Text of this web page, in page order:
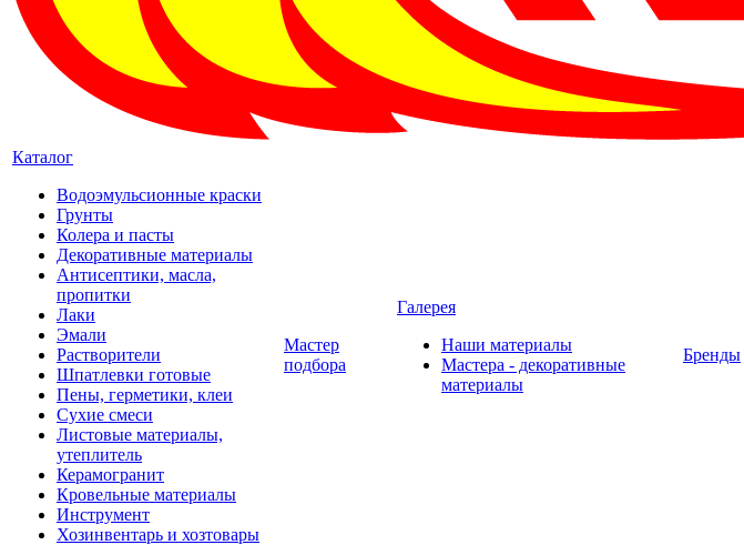
Каталог
Водоэмульсионные краски
Грунты
Колера и пасты
Декоративные материалы
Антисептики, масла,
пропитки
Лаки
Эмали
Растворители
Шпатлевки готовые
Пены, герметики, клеи
Сухие смеси
Листовые материалы,
утеплитель
Керамогранит
Кровельные материалы
Инструмент
Хозинвентарь и хозтовары
Мастер
подбора
Галерея
Наши материалы
Мастера - декоративные
материалы
Бренды